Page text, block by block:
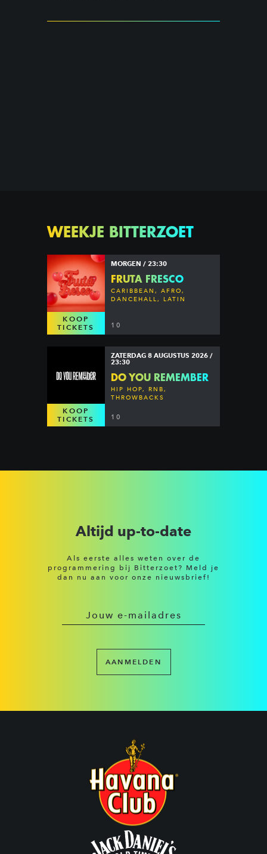
WEEKJE BITTERZOET
KOOP
TICKETS
MORGEN / 23:30
FRUTA FRESCO
CARIBBEAN, AFRO,
DANCEHALL, LATIN
10
KOOP
TICKETS
ZATERDAG 8 AUGUSTUS 2026 /
23:30
DO YOU REMEMBER
HIP HOP, RNB,
THROWBACKS
10
Altijd up-to-date
Als eerste alles weten over de
programmering bij Bitterzoet? Meld je
dan nu aan voor onze nieuwsbrief!
AANMELDEN